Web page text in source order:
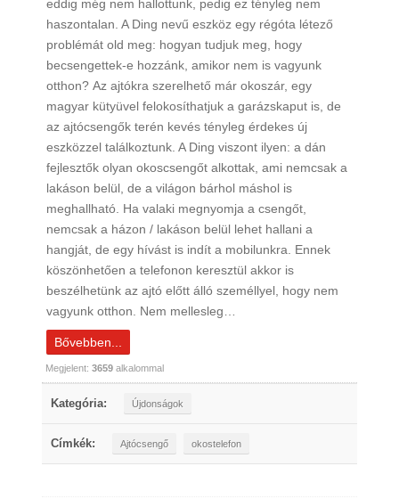
eddig még nem hallottunk, pedig ez tényleg nem
haszontalan. A Ding nevű eszköz egy régóta létező
problémát old meg: hogyan tudjuk meg, hogy
becsengettek-e hozzánk, amikor nem is vagyunk
otthon? Az ajtókra szerelhető már okoszár, egy
magyar kütyüvel felokosíthatjuk a garázskaput is, de
az ajtócsengők terén kevés tényleg érdekes új
eszközzel találkoztunk. A Ding viszont ilyen: a dán
fejlesztők olyan okoscsengőt alkottak, ami nemcsak a
lakáson belül, de a világon bárhol máshol is
meghallható. Ha valaki megnyomja a csengőt,
nemcsak a házon / lakáson belül lehet hallani a
hangját, de egy hívást is indít a mobilunkra. Ennek
köszönhetően a telefonon keresztül akkor is
beszélhetünk az ajtó előtt álló személlyel, hogy nem
vagyunk otthon. Nem mellesleg…
Bővebben...
Megjelent: 3659alkalommal
Kategória: Újdonságok
Címkék: Ajtócsengő okostelefon